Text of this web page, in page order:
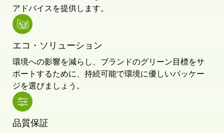
アドバイスを提供します。
エコ・ソリューション
環境への影響を減らし、ブランドのグリーン目標をサ
ポートするために、持続可能で環境に優しいパッケー
ジを選びましょう。
品質保証